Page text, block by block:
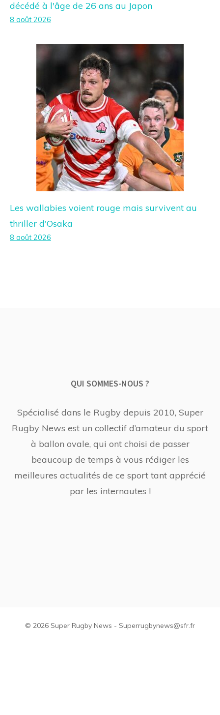
décédé à l'âge de 26 ans au Japon
8 août 2026
Les wallabies voient rouge mais survivent au
thriller d'Osaka
8 août 2026
QUI SOMMES-NOUS ?
Spécialisé dans le Rugby depuis 2010, Super
Rugby News est un collectif d’amateur du sport
à ballon ovale, qui ont choisi de passer
beaucoup de temps à vous rédiger les
meilleures actualités de ce sport tant apprécié
par les internautes !
© 2026 Super Rugby News - Superrugbynews@sfr.fr